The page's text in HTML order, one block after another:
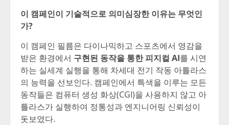
이 캠페인이 기술적으로 의미심장한 이유는 무엇인
가?
이 캠페인 필름은 다이나믹하고 스포츠에서 영감을
받은 환경에서 구현된 동작을 통한 피지컬 AI를 시연
하는 실세계 실행을 통해 차세대 전기 작동 아틀라스
의 능력을 선보인다. 캠페인에서 특색을 이루는 모든
동작들은 컴퓨터 생성 화상(CGI)을 사용하지 않고 아
틀라스가 실행하여 정통성과 엔지니어링 신뢰성이
돗보였다.